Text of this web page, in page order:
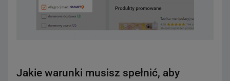
Jakie warunki musisz spełnić, aby